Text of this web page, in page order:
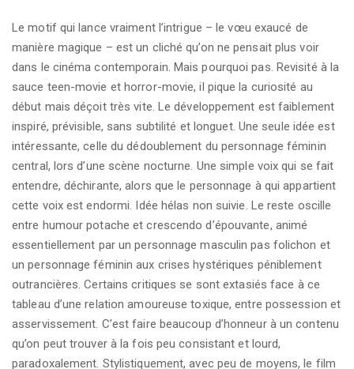
Le motif qui lance vraiment l’intrigue – le vœu exaucé de
manière magique – est un cliché qu’on ne pensait plus voir
dans le cinéma contemporain. Mais pourquoi pas. Revisité à la
sauce teen-movie et horror-movie, il pique la curiosité au
début mais déçoit très vite. Le développement est faiblement
inspiré, prévisible, sans subtilité et longuet. Une seule idée est
intéressante, celle du dédoublement du personnage féminin
central, lors d’une scène nocturne. Une simple voix qui se fait
entendre, déchirante, alors que le personnage à qui appartient
cette voix est endormi. Idée hélas non suivie. Le reste oscille
entre humour potache et crescendo d’épouvante, animé
essentiellement par un personnage masculin pas folichon et
un personnage féminin aux crises hystériques péniblement
outrancières. Certains critiques se sont extasiés face à ce
tableau d’une relation amoureuse toxique, entre possession et
asservissement. C’est faire beaucoup d’honneur à un contenu
qu’on peut trouver à la fois peu consistant et lourd,
paradoxalement. Stylistiquement, avec peu de moyens, le film